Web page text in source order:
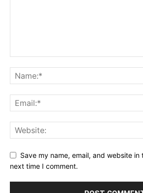
Save my name, email, and website
next time I comment.